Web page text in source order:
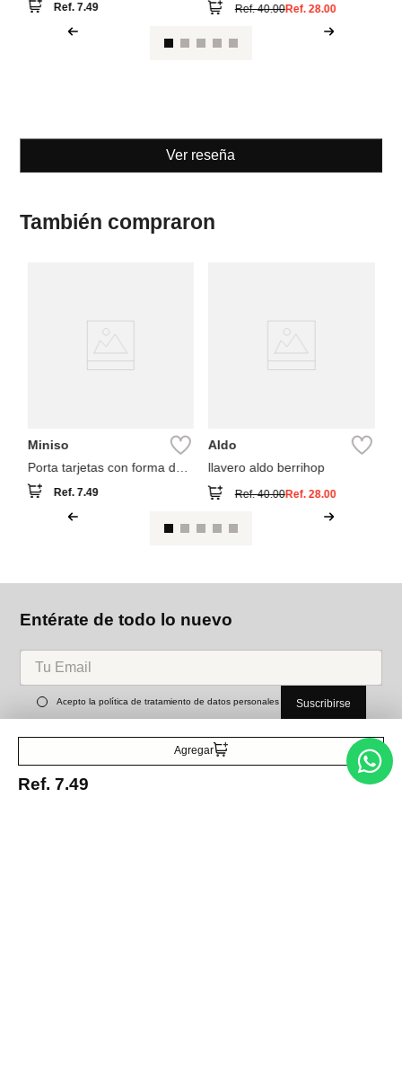
Agregar
Ref. 7.49
sanrioRef.7.49 Ref.40.00Ref. 28.00
Ver reseña
También compraron
Miniso
Porta tarjetas con forma de
corazón colección hello kitty
sanrioRef.7.49
Aldo
llavero aldo berrihop
Ref.40.00Ref.28.00
Entérate de todo lo nuevo
Acepto la política de tratamiento de datos personales Suscribirse
Categorías